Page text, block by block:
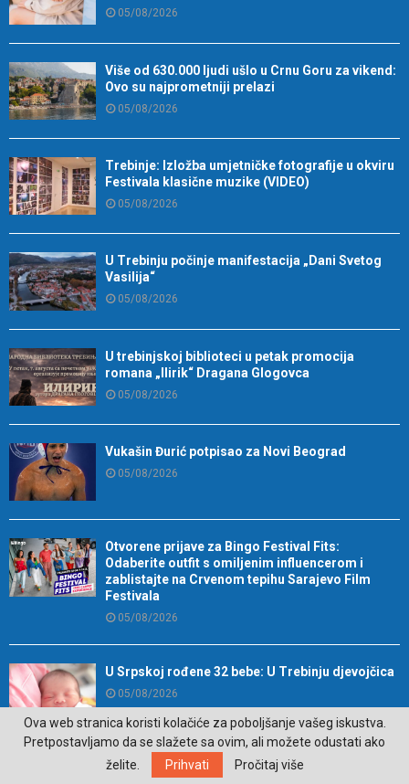
05/08/2026
Više od 630.000 ljudi ušlo u Crnu Goru za vikend:
Ovo su najprometniji prelazi
05/08/2026
Trebinje: Izložba umjetničke fotografije u okviru
Festivala klasične muzike (VIDEO)
05/08/2026
U Trebinju počinje manifestacija „Dani Svetog
Vasilija“
05/08/2026
U trebinjskoj biblioteci u petak promocija
romana „Ilirik“ Dragana Glogovca
05/08/2026
Vukašin Đurić potpisao za Novi Beograd
05/08/2026
Otvorene prijave za Bingo Festival Fits:
Odaberite outfit s omiljenim influencerom i
zablistajte na Crvenom tepihu Sarajevo Film
Festivala
05/08/2026
U Srpskoj rođene 32 bebe: U Trebinju djevojčica
05/08/2026
Četiri znaka ulaze u srećniji period, promjene
počinju
Ova web stranica koristi kolačiće za poboljšanje vašeg iskustva.
Pretpostavljamo da se slažete sa ovim, ali možete odustati ako
želite.
Prihvati Pročitaj više